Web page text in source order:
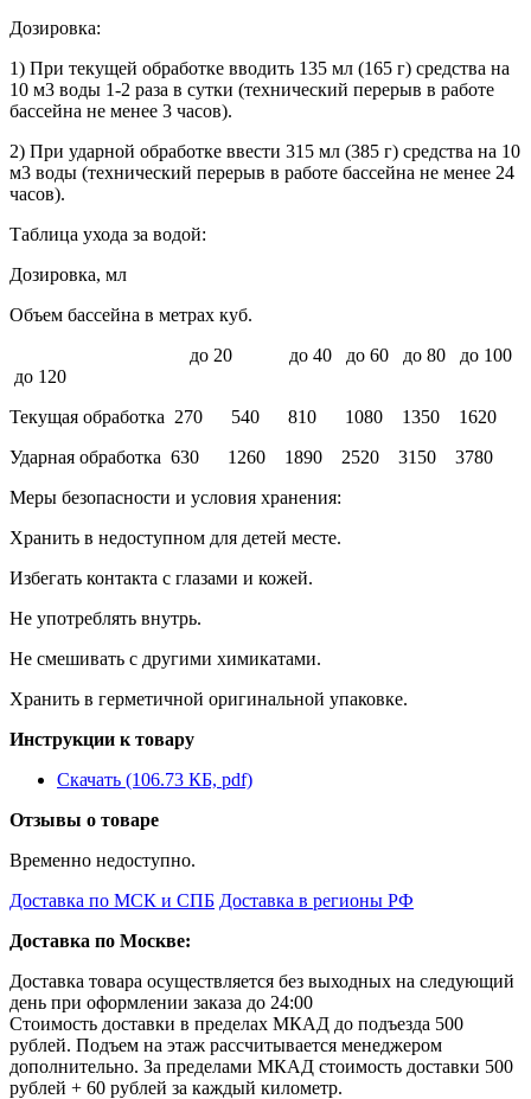
Дозировка:
1) При текущей обработке вводить 135 мл (165 г) средства на
10 м3 воды 1-2 раза в сутки (технический перерыв в работе
бассейна не менее 3 часов).
2) При ударной обработке ввести 315 мл (385 г) средства на 10
м3 воды (технический перерыв в работе бассейна не менее 24
часов).
Таблица ухода за водой:
Дозировка, мл
Объем бассейна в метрах куб.
до 20 до 40 до 60 до 80 до 100
до 120
Текущая обработка 270 540 810 1080 1350 1620
Ударная обработка 630 1260 1890 2520 3150 3780
Меры безопасности и условия хранения:
Хранить в недоступном для детей месте.
Избегать контакта с глазами и кожей.
Не употреблять внутрь.
Не смешивать с другими химикатами.
Хранить в герметичной оригинальной упаковке.
Инструкции к товару
Скачать (106.73 КБ, pdf)
Отзывы о товаре
Временно недоступно.
Доставка по МСК и СПБ Доставка в регионы РФ
Доставка по Москве:
Доставка товара осуществляется без выходных на следующий
день при оформлении заказа до 24:00
Стоимость доставки в пределах МКАД до подъезда 500
рублей. Подъем на этаж рассчитывается менеджером
дополнительно. За пределами МКАД стоимость доставки 500
рублей + 60 рублей за каждый километр.